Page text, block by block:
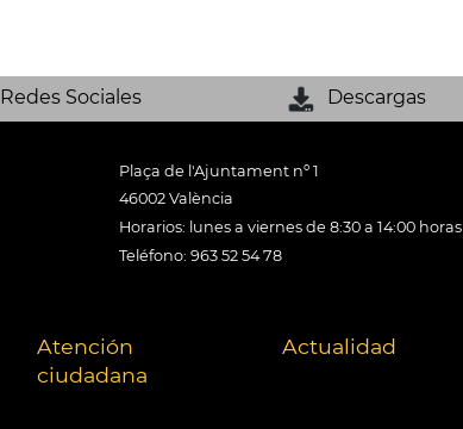
Redes Sociales Descargas
Plaça de l'Ajuntament nº 1
46002 València
Horarios: lunes a viernes de 8:30 a 14:00 horas
Teléfono: 963 52 54 78
Atención
ciudadana
Actualidad